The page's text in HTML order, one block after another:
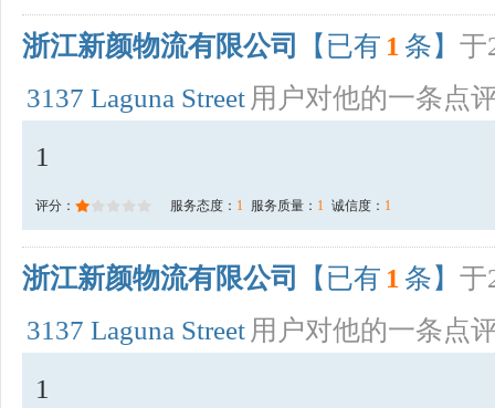
浙江新颜物流有限公司 【已有 1 条】 于
3137 Laguna Street 用户对他的一条点
1
评分： 服务态度： 1 服务质量： 1 诚信度： 1
浙江新颜物流有限公司 【已有 1 条】 于
3137 Laguna Street 用户对他的一条点
1